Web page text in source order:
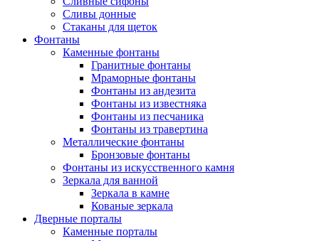
Сливы донные
Стаканы для щеток
Фонтаны
Каменные фонтаны
Гранитные фонтаны
Мраморные фонтаны
Фонтаны из андезита
Фонтаны из известняка
Фонтаны из песчаника
Фонтаны из травертина
Металлические фонтаны
Бронзовые фонтаны
Фонтаны из искусственного камня
Зеркала для ванной
Зеркала в камне
Кованые зеркала
Дверные порталы
Каменные порталы